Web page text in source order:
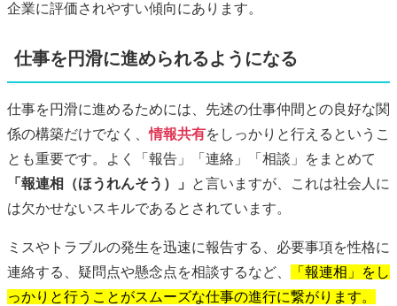
企業に評価されやすい傾向にあります。
仕事を円滑に進められるようになる
仕事を円滑に進めるためには、先述の仕事仲間との良好な関
係の構築だけでなく、情報共有をしっかりと行えるというこ
とも重要です。よく「報告」「連絡」「相談」をまとめて
「報連相（ほうれんそう）」
と言いますが、これは社会人に
は欠かせないスキルであるとされています。
ミスやトラブルの発生を迅速に報告する、必要事項を性格に
連絡する、疑問点や懸念点を相談するなど、
「報連相」をし
っかりと行うことがスムーズな仕事の進行に繋がります。